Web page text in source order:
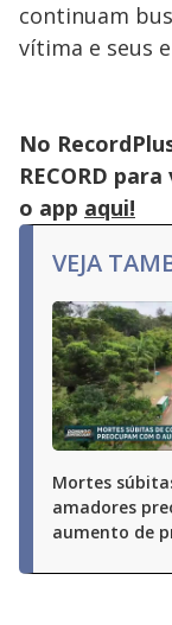
continuam
vítima e seus
No
RECORD
o app aqui!
VEJA
Mortes
amadores
aumento de